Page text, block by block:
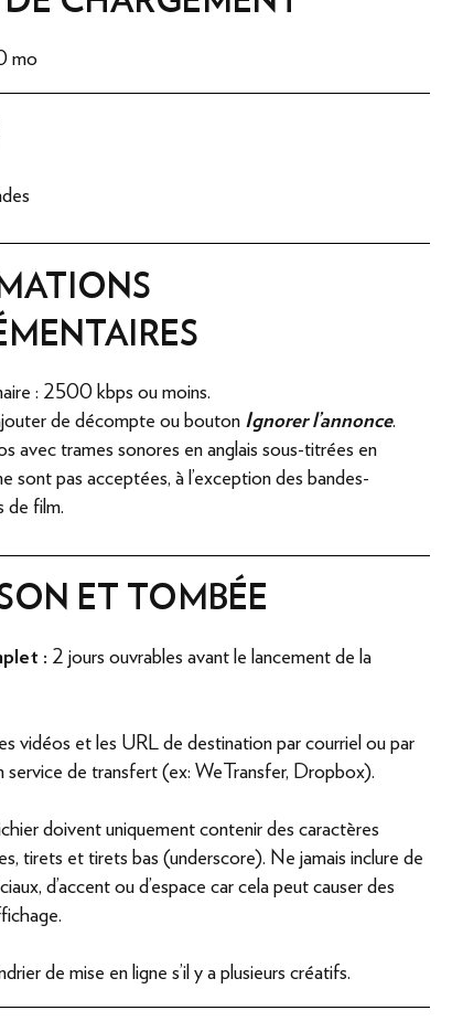
mo
: 2500 kbps ou moins.
de décompte ou bouton Ignorer l'annonce.
avec trames sonores en anglais sous-titrées en
sont pas acceptées, à l'exception des bandes-
de film.
ET TOMBÉE
: 2 jours ouvrables avant le lancement de la
vidéos et les URL de destination par courriel ou par
service de transfert (ex: WeTransfer, Dropbox).
doivent uniquement contenir des caractères
tirets et tirets bas (underscore). Ne jamais inclure de
d'accent ou d'espace car cela peut causer des
de mise en ligne s'il y a plusieurs créatifs.